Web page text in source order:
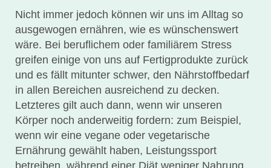
Nicht immer jedoch können wir uns im Alltag so
ausgewogen ernähren, wie es wünschenswert
wäre. Bei beruflichem oder familiärem Stress
greifen einige von uns auf Fertigprodukte zurück
und es fällt mitunter schwer, den Nährstoffbedarf
in allen Bereichen ausreichend zu decken.
Letzteres gilt auch dann, wenn wir unseren
Körper noch anderweitig fordern: zum Beispiel,
wenn wir eine vegane oder vegetarische
Ernährung gewählt haben, Leistungssport